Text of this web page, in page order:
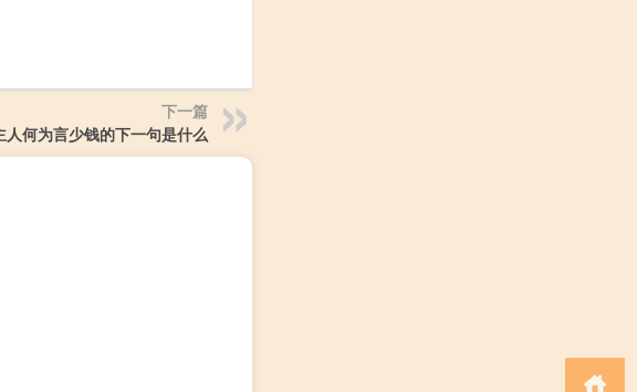
下一篇
人何为言少钱的下一句是什么